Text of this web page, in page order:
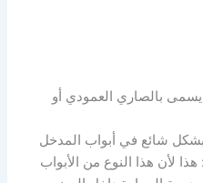
بالصاري العمودي أو
شائع في أبواب المدخل
لأن هذا النوع من الأبواب